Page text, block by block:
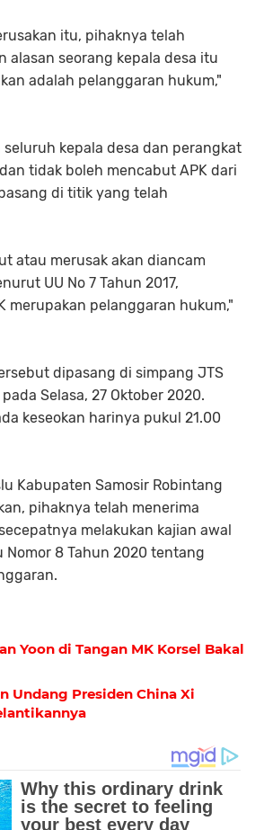
itu, pihaknya telah
alasan seorang kepala desa itu
adalah pelanggaran hukum,"
kepala desa dan perangkat
tidak boleh mencabut APK dari
di titik yang telah
atau merusak akan diancam
UU No 7 Tahun 2017,
merupakan pelanggaran hukum,"
dipasang di simpang JTS
Selasa, 27 Oktober 2020.
keseokan harinya pukul 21.00
Kabupaten Samosir Robintang
pihaknya telah menerima
melakukan kajian awal
Nomor 8 Tahun 2020 tentang
Yoon di Tangan MK Korsel Bakal
Undang Presiden China Xi